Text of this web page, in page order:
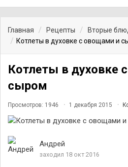
Главная Рецепты Вторые
Котлеты в духовке с овощами и
Котлеты в духовке
сыром
Просмотров: 1946 1 декабря 2015
Андрей
заходил 18 окт 2016